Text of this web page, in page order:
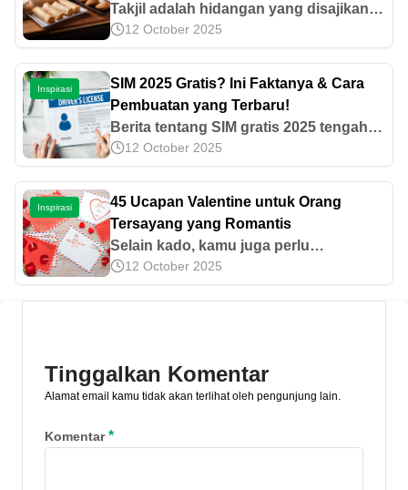
Takjil adalah hidangan yang disajikan
saat berbuka puasa, biasanya berupa
makanan ringan. Intip sekilas asal-usul
dan macam-macam takjil di sini.
12 October 2025
Inspirasi
SIM 2025 Gratis? Ini Faktanya & Cara
Pembuatan yang Terbaru!
Berita tentang SIM gratis 2025 tengah
ramai diperbincangkan. Benarkah
pembuatan SIM tahun ini akan bebas
biaya? Cek segera faktanya hanya di
sini!
12 October 2025
Inspirasi
45 Ucapan Valentine untuk Orang
Tersayang yang Romantis
Selain kado, kamu juga perlu
menyiapkan ucapan Valentine yang
romantis agar pasangan semakin
12 October 2025
Tinggalkan Komentar
Alamat email kamu tidak akan terlihat oleh pengunjung lain.
Komentar*